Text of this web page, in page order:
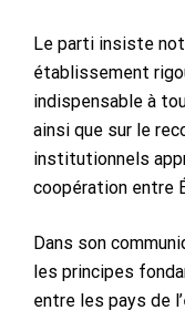
Le parti insiste
établissement
indispensable à
ainsi que sur le
institutionnels
coopération entre
Dans son
les principes
entre les pays de